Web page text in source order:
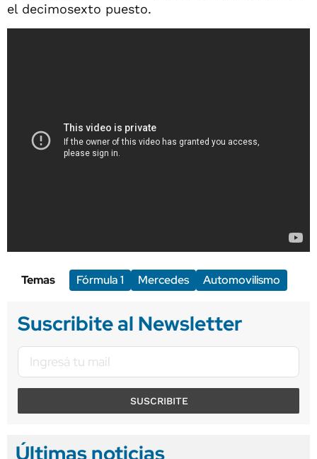
el decimosexto puesto.
Temas Fórmula 1 Mercedes Automovilismo
Suscribite al Newsletter
SUSCRIBITE